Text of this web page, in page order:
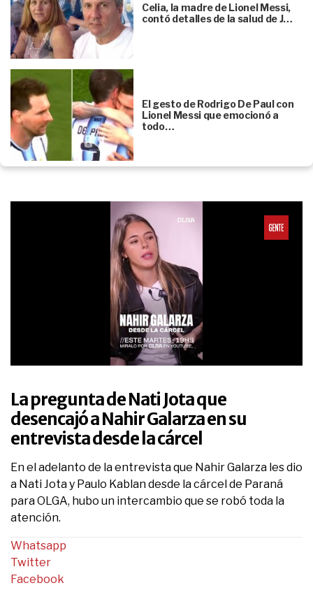
Celia, la madre de Lionel Messi,
contó detalles de la salud de J…
El gesto de Rodrigo De Paul con
Lionel Messi que emocionó a
todo…
La pregunta de Nati Jota que
desencajó a Nahir Galarza en su
entrevista desde la cárcel
0
of
35
seconds
En el adelanto de la entrevista que Nahir Galarza les dio
a Nati Jota y Paulo Kablan desde la cárcel de Paraná
para OLGA, hubo un intercambio que se robó toda la
atención.
Whatsapp
Twitter
Facebook